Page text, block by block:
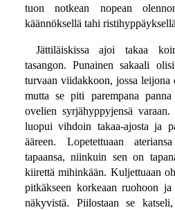
tuon notkean nopean
käännöksellä tahi
Jättiläiskissa ajoi takaa
tasangon. Punainen sakaali
turvaan viidakkoon, jossa leijona
mutta se piti parempana panna
ovelien syrjähyppyjensä
luopui vihdoin takaa-ajosta ja
ääreen. Lopetettuaan
tapaansa, niinkuin sen on
kiirettä mihinkään. Kuljettuaan
pitkäkseen korkeaan ruohoon ja
näkyvistä. Piilostaan se